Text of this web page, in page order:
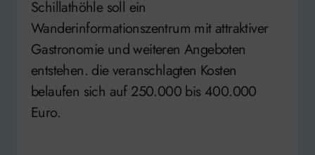
Schillathöhle soll ein
Wanderinformationszentrum mit attraktiver
Gastronomie und weiteren Angeboten
entstehen. die veranschlagten Kosten
belaufen sich auf 250.000 bis 400.000
Euro.